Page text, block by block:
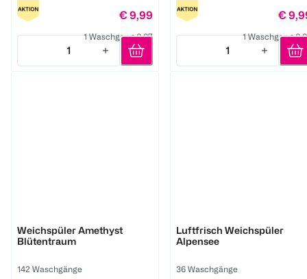
€ 9,99
1 Waschgang 0,07
1
Quantity: 1
€
1 Waschgang
1
Quantity: 1
Weichspüler Amethyst
Blütentraum
142 Waschgänge
Luftfrisch Weichspüler
Alpensee
36 Waschgänge